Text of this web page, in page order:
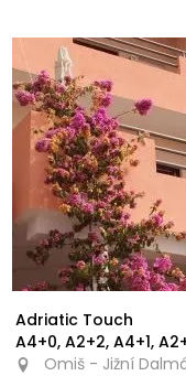
Adriatic Touch
A4+0, A2+2, A4+1,
Omiš - Jižní